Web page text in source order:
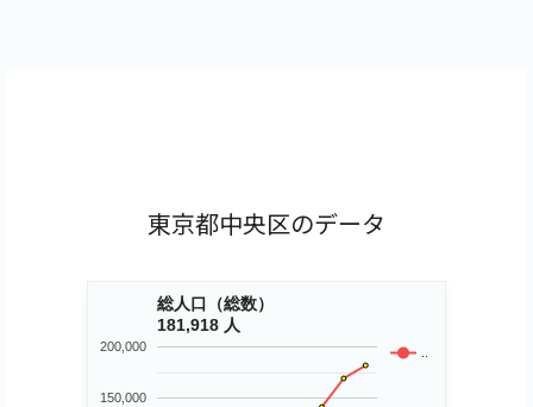
東京都中央区のデータ
総人口（総数）
181,918 人
..
150,000
200,000